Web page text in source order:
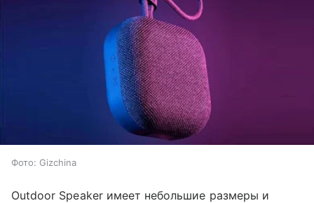
Фото: Gizchina
Outdoor Speaker имеет небольшие размеры и